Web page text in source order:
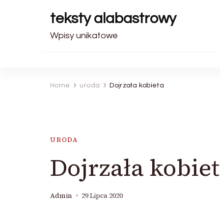
teksty alabastrowy
Wpisy unikatowe
Home uroda Dojrzała kobieta
URODA
Dojrzała
Admin 29 Lipca 2020